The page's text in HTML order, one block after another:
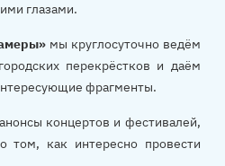
глазами.
мы круглосуточно ведём
перекрёстков и даём
фрагменты.
концертов и фестивалей,
том, как интересно провести